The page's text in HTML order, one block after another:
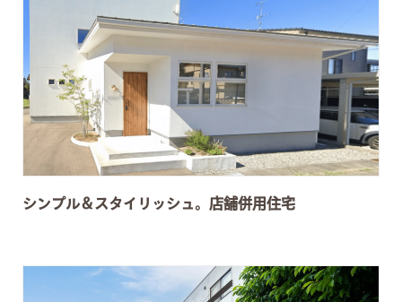
シンプル＆スタイリッシュ。店舗併用住宅